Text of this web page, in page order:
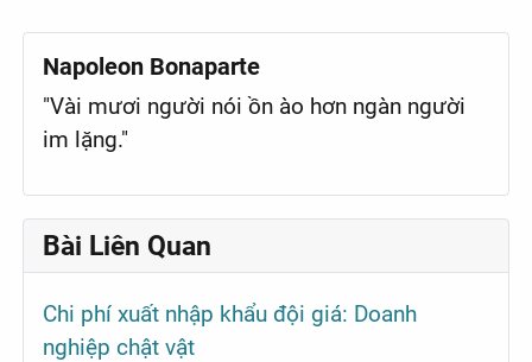
Napoleon Bonaparte
"Vài mươi người nói ồn ào hơn ngàn người
im lặng."
Bài Liên Quan
Chi phí xuất nhập khẩu đội giá: Doanh
nghiệp chật vật